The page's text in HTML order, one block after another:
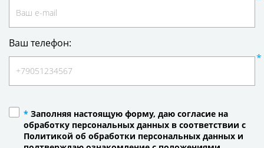
Ваш телефон:
* Заполняя настоящую форму, даю согласие на
обработку персональных данных в соответствии с
Политикой об обработки персональных данных и